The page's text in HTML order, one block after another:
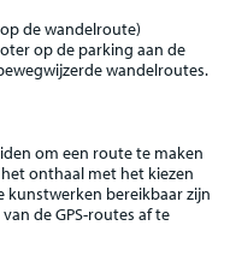
de wandelroute)
op de parking aan de
wandelroutes.
om een route te maken
onthaal met het kiezen
kunstwerken bereikbaar zijn
de GPS-routes af te